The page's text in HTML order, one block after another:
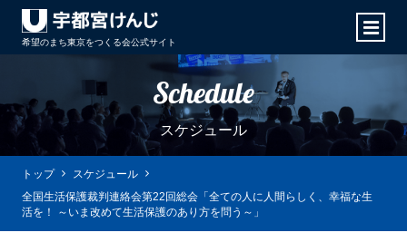
希望のまち東京をつくる会公式サイト
Schedule
スケジュール
トップ
スケジュール
全国生活保護裁判連絡会第22回総会「全ての人に人間らしく、幸福な生
活を！ ～いま改めて生活保護のあり方を問う～」